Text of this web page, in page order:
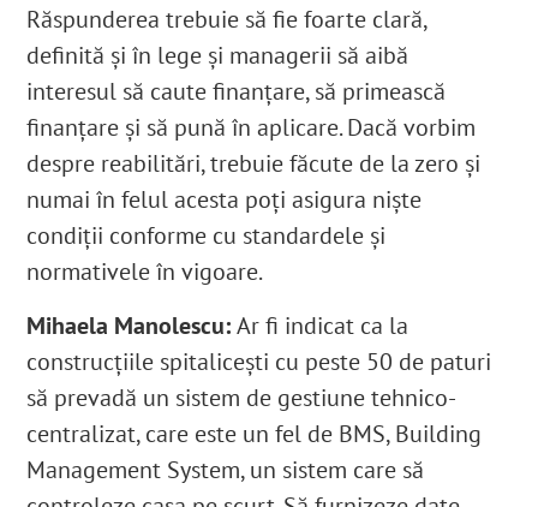
Răspunderea trebuie să fie foarte clară,
definită și în lege și managerii să aibă
interesul să caute finanțare, să primească
finanțare și să pună în aplicare. Dacă vorbim
despre reabilitări, trebuie făcute de la zero și
numai în felul acesta poți asigura niște
condiții conforme cu standardele și
normativele în vigoare.
Mihaela Manolescu:Ar fi indicat ca la
construcțiile spitalicești cu peste 50 de paturi
să prevadă un sistem de gestiune tehnico-
centralizat, care este un fel de BMS, Building
Management System, un sistem care să